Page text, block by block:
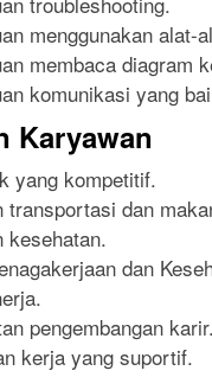
menggunakan alat-
membaca diagram
komunikasi yang
Karyawan
yang kompetitif.
transportasi dan
kesehatan.
dan
pengembangan
kerja yang suportif.